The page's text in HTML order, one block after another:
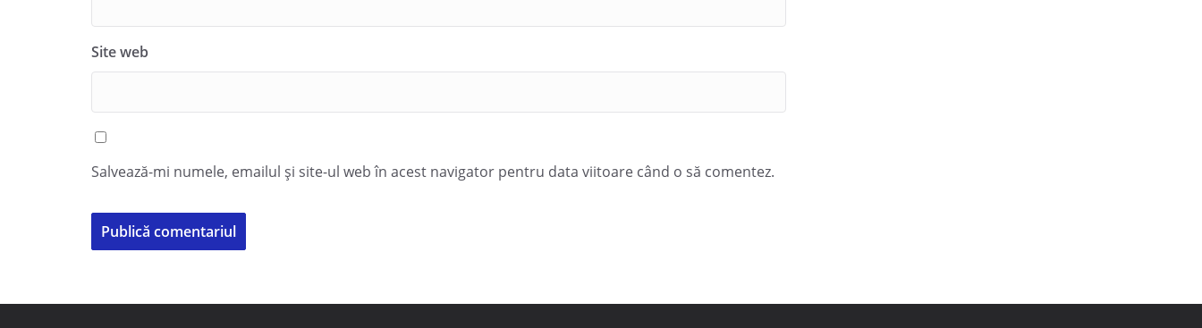
Site web
Salvează-mi numele, emailul și site-ul web în acest navigator pentru data viitoare când o să comentez.